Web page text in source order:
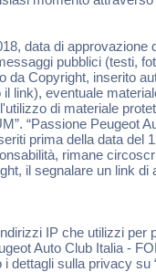
data di
pubblici (testi,
da Copyright, inserito
link), eventuale
di materiale
“Passione Peugeot
prima della data
rimane
il segnalare un link
IP che utilizzi
Auto Club Italia -
dettagli sulla privacy